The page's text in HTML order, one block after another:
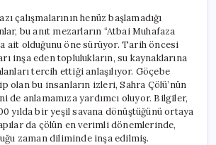
çalışmalarının henüz başlamadığı
bu anıt mezarların “Atbai Muhafaza
ait olduğunu öne sürüyor. Tarih öncesi
inşa eden toplulukların, su kaynaklarına
tercih ettiği anlaşılıyor. Göçebe
olan bu insanların izleri, Sahra Çölü’nün
de anlamamıza yardımcı oluyor. Bilgiler,
yılda bir yeşil savana dönüştüğünü ortaya
da çölün en verimli dönemlerinde,
zaman diliminde inşa edilmiş.